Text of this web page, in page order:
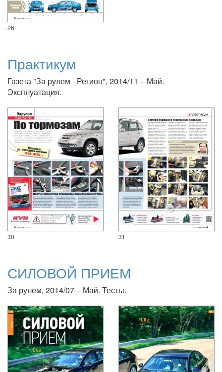
26
Практикум
Газета "За рулем - Регион", 2014/11 – Май.
Эксплуатация.
30 31
СИЛОВОЙ ПРИЕМ
За рулем, 2014/07 – Май. Тесты.